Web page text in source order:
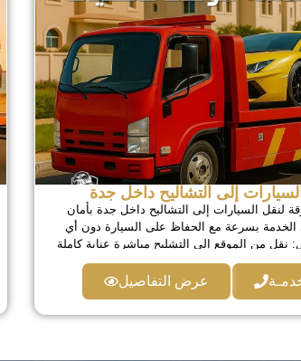
إلى التشاليح داخل جدة
لنقل السيارات إلى التشاليح داخل جدة بأمان
الخدمة بسرعة مع الحفاظ على السيارة دون أي
نقل من الموقع إلى التشليح مباشرة عناية كاملة
أثناء التحميل والتنزيل متوفر على مدار 24 ساعة تنفيذ سريع
عرض التفاصيل